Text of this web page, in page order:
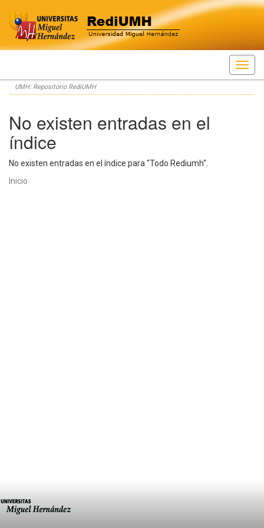
Skip
navigation
UMH: Repositorio RediUMH
No existen entradas en el
índice
No existen entradas en el índice para "Todo Rediumh".
Inicio